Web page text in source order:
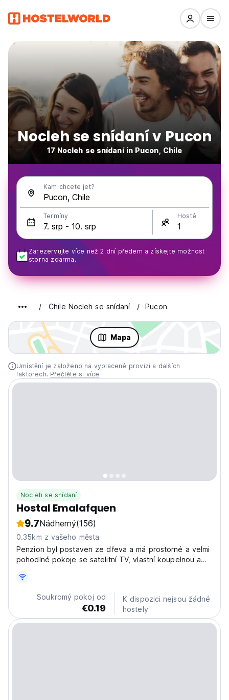
Nocleh se snídaní v Pucon
17 Nocleh se snídaní in Pucon, Chile
Kam chcete jet?
Termíny Hosté
Zarezervujte více než 2 dní předem a získejte možnost
storna zdarma.
Chile Nocleh se snídaní Pucon
Mapa
Umístění je založeno na vyplacené provizi a dalších
faktorech. Přečtěte si více
Nocleh se snídaní
Hostal Emalafquen
9.7Nádherný(156)
0.35km z vašeho města
Penzion byl postaven ze dřeva a má prostorné a velmi
pohodlné pokoje se satelitní TV, vlastní koupelnou a
Soukromý pokoj od
€0.19
K dispozici nejsou žádné
hostely